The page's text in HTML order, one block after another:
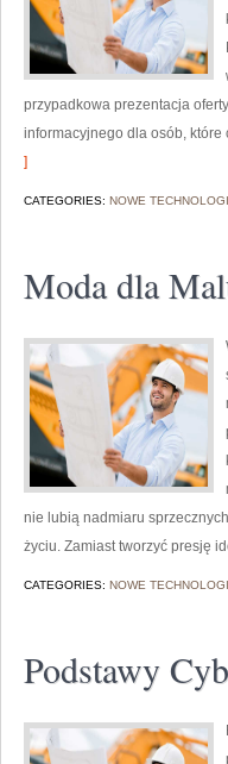
przypadkowa prezentacja
informacyjnego dla osób,
]
CATEGORIES: NOWE
Moda dla
nie lubią nadmiaru
życiu. Zamiast tworzyć presję
CATEGORIES: NOWE
Podstawy